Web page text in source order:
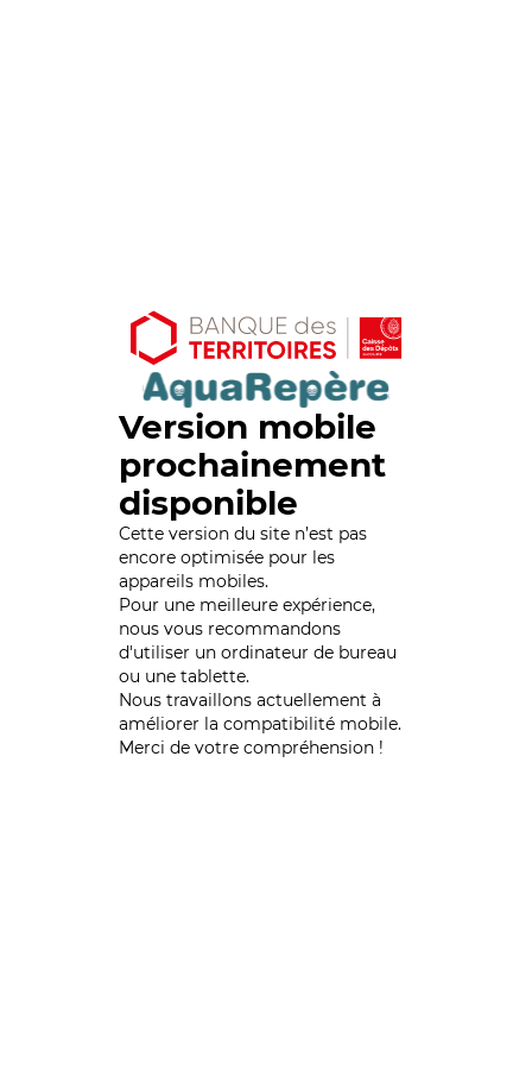
Version mobile
prochainement
disponible
Cette version du site n’est pas
encore optimisée pour les
appareils mobiles.
Pour une meilleure expérience,
nous vous recommandons
d'utiliser un ordinateur de bureau
ou une tablette.
Nous travaillons actuellement à
améliorer la compatibilité mobile.
Merci de votre compréhension !